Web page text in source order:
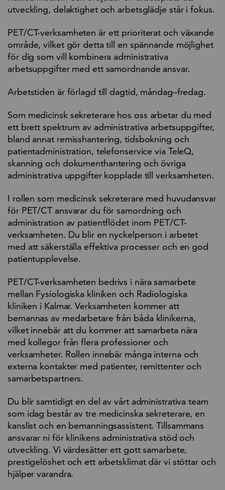
utveckling, delaktighet och arbetsglädje står i fokus.
PET/CT-verksamheten är ett prioriterat och växande
område, vilket gör detta till en spännande möjlighet
för dig som vill kombinera administrativa
arbetsuppgifter med ett samordnande ansvar.
Arbetstiden är förlagd till dagtid, måndag–fredag.
Som medicinsk sekreterare hos oss arbetar du med
ett brett spektrum av administrativa arbetsuppgifter,
bland annat remisshantering, tidsbokning och
patientadministration, telefonservice via TeleQ,
skanning och dokumenthantering och övriga
administrativa uppgifter kopplade till verksamheten.
I rollen som medicinsk sekreterare med huvudansvar
för PET/CT ansvarar du för samordning och
administration av patientflödet inom PET/CT-
verksamheten. Du blir en nyckelperson i arbetet
med att säkerställa effektiva processer och en god
patientupplevelse.
PET/CT-verksamheten bedrivs i nära samarbete
mellan Fysiologiska kliniken och Radiologiska
kliniken i Kalmar. Verksamheten kommer att
bemannas av medarbetare från båda klinikerna,
vilket innebär att du kommer att samarbeta nära
med kollegor från flera professioner och
verksamheter. Rollen innebär många interna och
externa kontakter med patienter, remittenter och
samarbetspartners.
Du blir samtidigt en del av vårt administrativa team
som idag består av tre medicinska sekreterare, en
kanslist och en bemanningsassistent. Tillsammans
ansvarar ni för klinikens administrativa stöd och
utveckling. Vi värdesätter ett gott samarbete,
prestigelöshet och ett arbetsklimat där vi stöttar och
hjälper varandra.